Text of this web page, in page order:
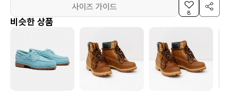
사이즈 가이드
8
비슷한 상품